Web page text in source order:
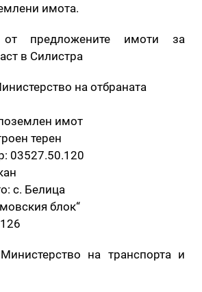
имота.
предложените имоти за
в Силистра
на отбраната
имот
терен
03527.50.120
с. Белица
блок“
на транспорта и